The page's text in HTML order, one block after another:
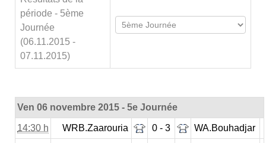
période - 5ème
Journée
(06.11.2015 -
07.11.2015)
Ven 06 novembre 2015 - 5e Journée
14:30 h WRB.Zaarouria 0 - 3 WA.Bouhadjar